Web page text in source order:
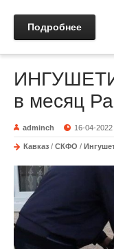
Подробнее
в месяц
adminch 16-04-2022
Кавказ / СКФО /